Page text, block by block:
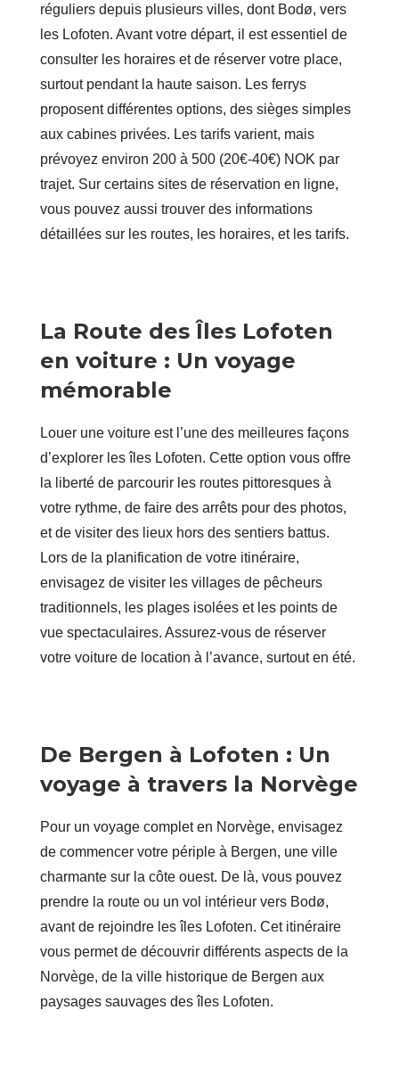
réguliers depuis plusieurs villes, dont Bodø, vers
les Lofoten. Avant votre départ, il est essentiel de
consulter les horaires et de réserver votre place,
surtout pendant la haute saison. Les ferrys
proposent différentes options, des sièges simples
aux cabines privées. Les tarifs varient, mais
prévoyez environ 200 à 500 (20€-40€) NOK par
trajet. Sur certains sites de réservation en ligne,
vous pouvez aussi trouver des informations
détaillées sur les routes, les horaires, et les tarifs.
La Route des Îles Lofoten
en voiture : Un voyage
mémorable
Louer une voiture est l’une des meilleures façons
d’explorer les îles Lofoten. Cette option vous offre
la liberté de parcourir les routes pittoresques à
votre rythme, de faire des arrêts pour des photos,
et de visiter des lieux hors des sentiers battus.
Lors de la planification de votre itinéraire,
envisagez de visiter les villages de pêcheurs
traditionnels, les plages isolées et les points de
vue spectaculaires. Assurez-vous de réserver
votre voiture de location à l’avance, surtout en été.
De Bergen à Lofoten : Un
voyage à travers la Norvège
Pour un voyage complet en Norvège, envisagez
de commencer votre périple à Bergen, une ville
charmante sur la côte ouest. De là, vous pouvez
prendre la route ou un vol intérieur vers Bodø,
avant de rejoindre les îles Lofoten. Cet itinéraire
vous permet de découvrir différents aspects de la
Norvège, de la ville historique de Bergen aux
paysages sauvages des îles Lofoten.